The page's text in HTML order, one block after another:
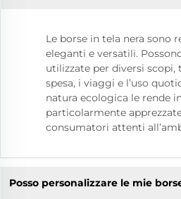
Le borse in tela nera sono
eleganti e versatili.
utilizzate per diversi scopi,
spesa, i viaggi e l’uso
natura ecologica le rende
particolarmente
consumatori attenti
Posso personalizzare le mie